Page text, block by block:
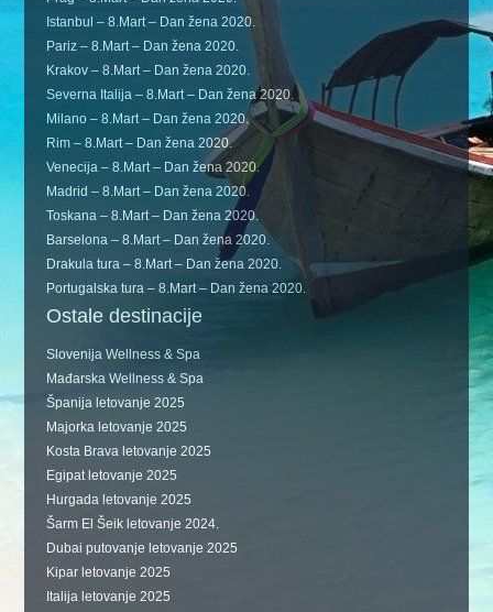
Istanbul – 8.Mart – Dan žena 2020.
Pariz – 8.Mart – Dan žena 2020.
Krakov – 8.Mart – Dan žena 2020.
Severna Italija – 8.Mart – Dan žena 2020.
Milano – 8.Mart – Dan žena 2020.
Rim – 8.Mart – Dan žena 2020.
Venecija – 8.Mart – Dan žena 2020.
Madrid – 8.Mart – Dan žena 2020.
Toskana – 8.Mart – Dan žena 2020.
Barselona – 8.Mart – Dan žena 2020.
Drakula tura – 8.Mart – Dan žena 2020.
Portugalska tura – 8.Mart – Dan žena 2020.
Ostale destinacije
Slovenija Wellness & Spa
Mađarska Wellness & Spa
Španija letovanje 2025
Majorka letovanje 2025
Kosta Brava letovanje 2025
Egipat letovanje 2025
Hurgada letovanje 2025
Šarm El Šeik letovanje 2024.
Dubai putovanje letovanje 2025
Kipar letovanje 2025
Italija letovanje 2025